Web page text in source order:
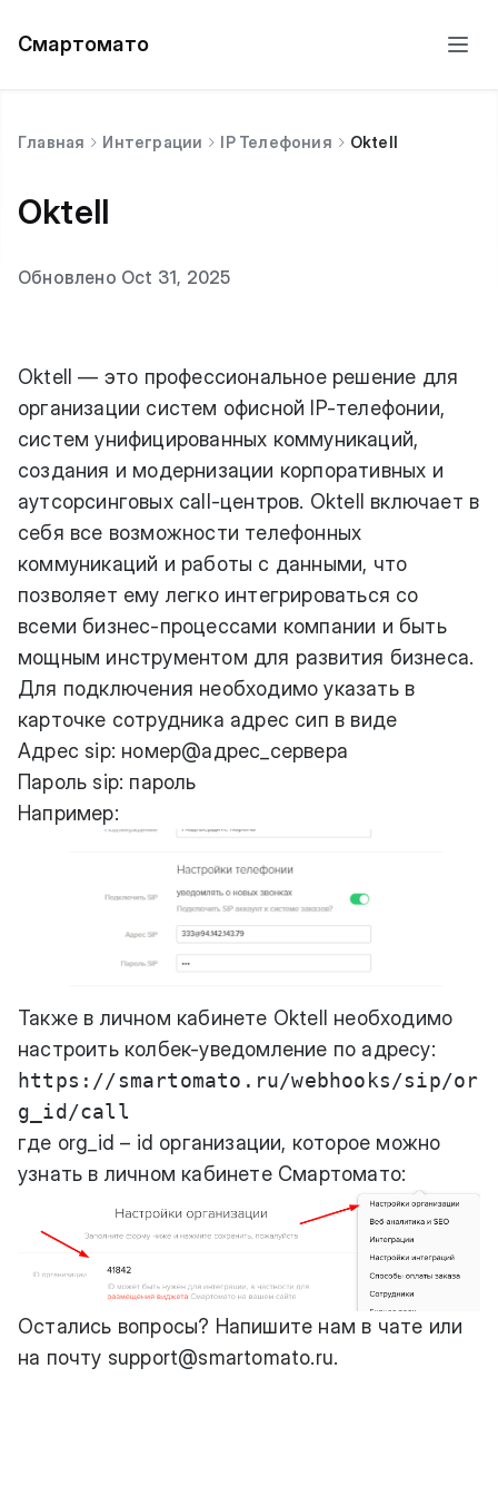
Смартомато
Главная Интеграции IP Телефония Oktell
Oktell
Обновлено Oct 31, 2025
Oktell — это профессиональное решение для
организации систем офисной IP-телефонии,
систем унифицированных коммуникаций,
создания и модернизации корпоративных и
аутсорсинговых call-центров. Oktell включает в
себя все возможности телефонных
коммуникаций и работы с данными, что
позволяет ему легко интегрироваться со
всеми бизнес-процессами компании и быть
мощным инструментом для развития бизнеса.
Для подключения необходимо указать в
карточке сотрудника адрес сип в виде
Адрес sip: номер@адрес_сервера
Пароль sip: пароль
Например:
Также в личном кабинете Oktell необходимо
настроить колбек-уведомление по адресу:
https://smartomato.ru/webhooks/sip/or
g_id/call
где org_id – id организации, которое можно
узнать в личном кабинете Смартомато:
Остались вопросы? Напишите нам в чате или
на почту support@smartomato.ru.